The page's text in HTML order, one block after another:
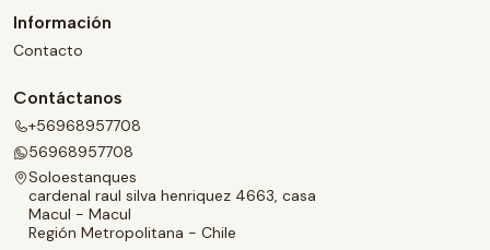
Información
Contacto
Contáctanos
+56968957708
56968957708
Soloestanques
cardenal raul silva henriquez 4663, casa
Macul - Macul
Región Metropolitana - Chile